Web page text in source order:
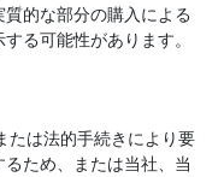
的な部分の購入による
る可能性があります。
たは法的手続きにより要
ため、または当社、当